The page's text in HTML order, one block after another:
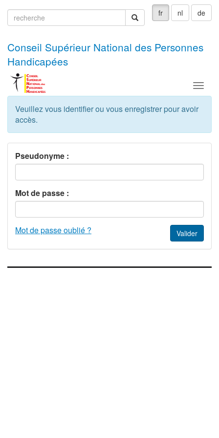
fr nl de
recherche
Conseil Supérieur National des Personnes
Handicapées
Menu
Veuillez vous identifier ou vous enregistrer pour avoir
accès.
Pseudonyme :
Mot de passe :
Mot de passe oublié ?